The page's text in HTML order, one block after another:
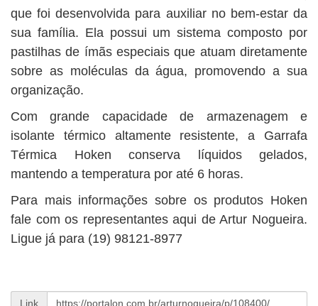
que foi desenvolvida para auxiliar no bem-estar da
sua família. Ela possui um sistema composto por
pastilhas de ímãs especiais que atuam diretamente
sobre as moléculas da água, promovendo a sua
organização.
Com grande capacidade de armazenagem e
isolante térmico altamente resistente, a Garrafa
Térmica Hoken conserva líquidos gelados,
mantendo a temperatura por até 6 horas.
Para mais informações sobre os produtos Hoken
fale com os representantes aqui de Artur Nogueira.
Ligue já para (19) 98121-8977
Link